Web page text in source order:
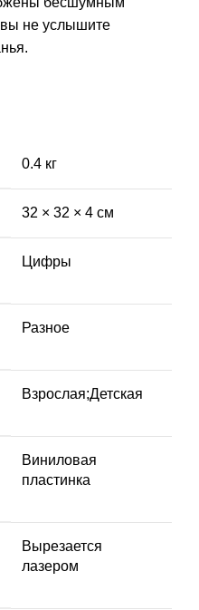
не услышите
0.4 кг
32 × 32 × 4 см
Цифры
Разное
Взрослая;Детская
Виниловая
пластинка
Вырезается
лазером